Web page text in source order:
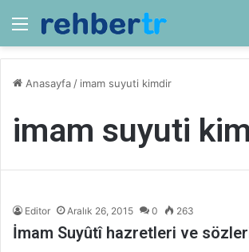
Menü
Anasayfa / imam suyuti kimdir
imam suyuti
Editor Aralık 26, 2015 0 263
İmam Suyûtî hazretleri ve